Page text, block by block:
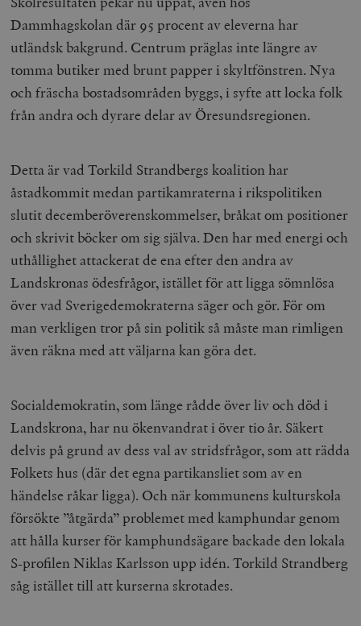
Dammhagskolan där 95 procent av eleverna har
utländsk bakgrund. Centrum präglas inte längre av
tomma butiker med brunt papper i skyltfönstren. Nya
och fräscha bostadsområden byggs, i syfte att locka folk
från andra och dyrare delar av Öresundsregionen.
Detta är vad Torkild Strandbergs koalition har
åstadkommit medan partikamraterna i rikspolitiken
slutit decemberöverenskommelser, bråkat om positioner
och skrivit böcker om sig själva. Den har med energi och
uthållighet attackerat de ena efter den andra av
Landskronas ödesfrågor, istället för att ligga sömnlösa
över vad Sverigedemokraterna säger och gör. För om
man verkligen tror på sin politik så måste man rimligen
även räkna med att väljarna kan göra det.
Socialdemokratin, som länge rådde över liv och död i
Landskrona, har nu ökenvandrat i över tio år. Säkert
delvis på grund av dess val av stridsfrågor, som att rädda
Folkets hus (där det egna partikansliet som av en
händelse råkar ligga). Och när kommunens kulturskola
försökte ”åtgärda” problemet med kamphundar genom
att hålla kurser för kamphundsägare backade den lokala
S-profilen Niklas Karlsson upp idén. Torkild Strandberg
såg istället till att kurserna skrotades.